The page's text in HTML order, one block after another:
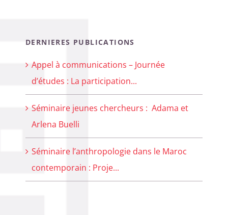
DERNIERES PUBLICATIONS
Appel à communications – Journée
d’études : La participation...
Séminaire jeunes chercheurs : Adama et
Arlena Buelli
Séminaire l’anthropologie dans le Maroc
contemporain : Proje...